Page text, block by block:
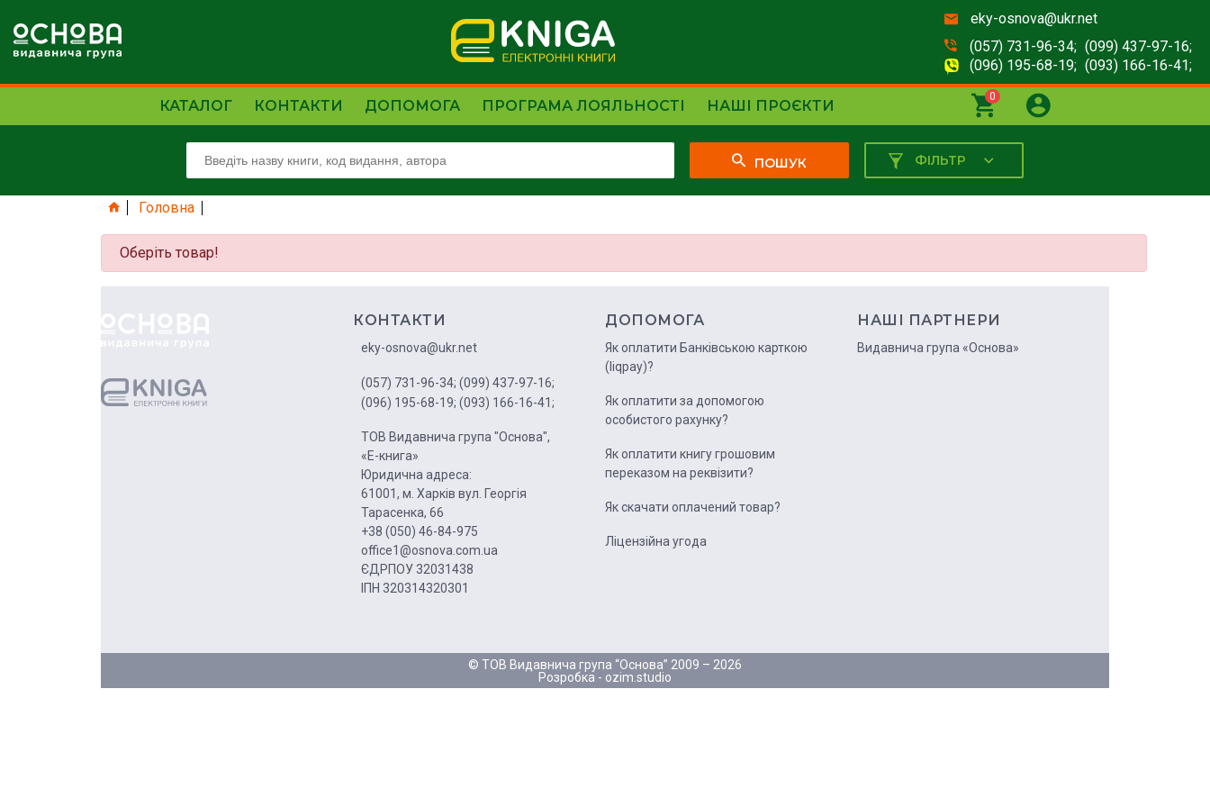
eky-osnova@ukr.net
(057) 731-96-34; (099) 437-97-16;
(096) 195-68-19; (093) 166-16-41;
КАТАЛОГ КОНТАКТИ ДОПОМОГА ПРОГРАМА ЛОЯЛЬНОСТІ НАШІ ПРОЄКТИ
0
ПОШУК ФІЛЬТР
Головна
Оберіть товар!
КОНТАКТИ
eky-osnova@ukr.net
(057) 731-96-34; (099) 437-97-16;
(096) 195-68-19; (093) 166-16-41;
ТОВ Видавнича група "Основа",
«Е-книга»
Юридична адреса:
61001, м. Харків вул. Георгія
Тарасенка, 66
+38 (050) 46-84-975
office1@osnova.com.ua
ЄДРПОУ 32031438
ІПН 320314320301
ДОПОМОГА
Як оплатити Банківською карткою
(liqpay)?
Як оплатити за допомогою
особистого рахунку?
Як оплатити книгу грошовим
переказом на реквізити?
Як скачати оплачений товар?
Ліцензійна угода
НАШІ ПАРТНЕРИ
Видавнича група «Основа»
© ТОВ Видавнича група “Основа” 2009 – 2026
Розробка - ozim.studio